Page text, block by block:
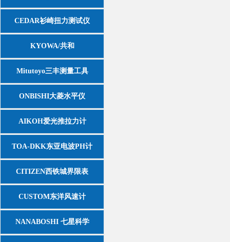
CEDAR衫崎扭力测试仪
KYOWA/共和
Mitutoyo三丰测量工具
ONBISHI大菱水平仪
AIKOH爱光推拉力计
TOA-DKK东亚电波PH计
CITIZEN西铁城界限表
CUSTOM东洋风速计
NANABOSHI 七星科学